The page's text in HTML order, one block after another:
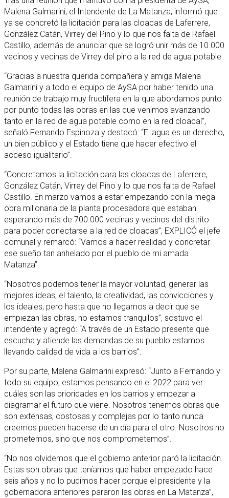
Malena Galmarini, el Intendente de La Matanza, informó que
ya se concretó la licitación para las cloacas de Laferrere,
González Catán, Virrey del Pino y lo que nos falta de Rafael
Castillo, además de anunciar que se logró unir más de 10.000
vecinos y vecinas de Virrey del pino a la red de agua potable.
“Gracias a nuestra querida compañera y amiga Malena
Galmarini y a todo el equipo de AySA por haber tenido una
reunión de trabajo muy fructífera en la que abordamos punto
por punto todas las obras en las que venimos avanzando
tanto en la red de agua potable como en la red cloacal”,
señaló Fernando Espinoza y destacó: “El agua es un derecho,
un bien público y el Estado tiene que hacer efectivo el
acceso igualitario”.
“Concretamos la licitación para las cloacas de Laferrere,
González Catán, Virrey del Pino y lo que nos falta de Rafael
Castillo. En marzo vamos a estar empezando con la mega
obra millonaria de la planta procesadora que estaban
esperando más de 700.000 vecinas y vecinos del distrito
para poder conectarse a la red de cloacas”, EXPLICÓ el jefe
comunal y remarcó: “Vamos a hacer realidad y concretar
ese sueño tan anhelado por el pueblo de mi amada
Matanza”.
“Nosotros podemos tener la mayor voluntad, generar las
mejores ideas, el talento, la creatividad, las convicciones y
los ideales, pero hasta que no llegamos a decir que se
empiezan las obras, no estamos tranquilos”, sostuvo el
intendente y agregó: “A través de un Estado presente que
escucha y atiende las demandas de su pueblo estamos
llevando calidad de vida a los barrios”.
Por su parte, Malena Galmarini expresó: “Junto a Fernando y
todo su equipo, estamos pensando en el 2022 para ver
cuáles son las prioridades en los barrios y empezar a
diagramar el futuro que viene. Nosotros tenemos obras que
son extensas, costosas y complejas por lo tanto nunca
creemos pueden hacerse de un día para el otro. Nosotros no
prometemos, sino que nos comprometemos”.
“No nos olvidemos que el gobierno anterior paró la licitación.
Estas son obras que teníamos que haber empezado hace
seis años y no lo pudimos hacer porque el presidente y la
gobernadora anteriores pararon las obras en La Matanza”,